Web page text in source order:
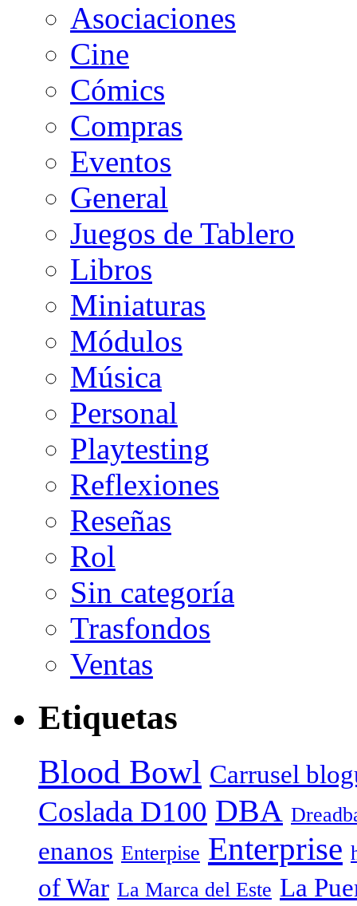
Asociaciones
Cine
Cómics
Compras
Eventos
General
Juegos de Tablero
Libros
Miniaturas
Módulos
Música
Personal
Playtesting
Reflexiones
Reseñas
Rol
Sin categoría
Trasfondos
Ventas
Etiquetas
Blood Bowl Carrusel
Coslada D100 DBA
enanos Enterpise Enterprise
of War La Marca del Este La